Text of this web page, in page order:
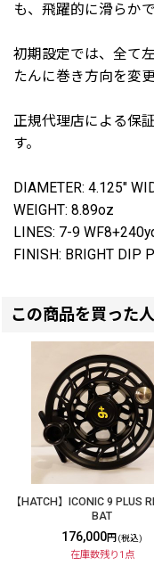
も、飛躍的に滑らかで
初期設定では、全て
たんに巻き方向を変更
正規代理店による保
す。
DIAMETER: 4.125"
WEIGHT: 8.89oz
LINES: 7-9
FINISH: BRIGHT DIP
この商品を買った
【HATCH】ICONIC 9 PLUS
BAT
176,000円 (税込)
在庫数残り1点